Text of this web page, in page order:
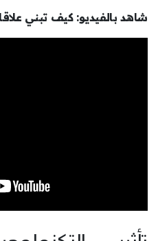
شاهد بالفيديو: كيف تبني